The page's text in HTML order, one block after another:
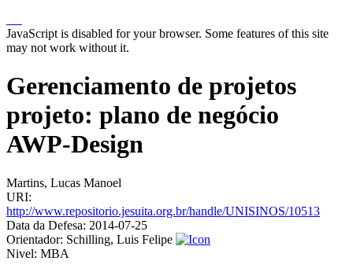
JavaScript is disabled for your browser. Some features of this site
may not work without it.
Gerenciamento de projetos
projeto: plano de negócio
AWP-Design
Martins, Lucas Manoel
URI:
http://www.repositorio.jesuita.org.br/handle/UNISINOS/10513
Data da Defesa: 2014-07-25
Orientador: Schilling, Luis Felipe
Nivel: MBA